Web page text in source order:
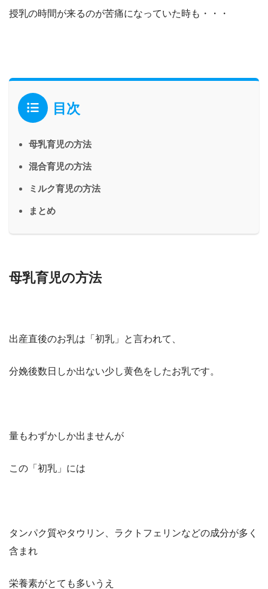
授乳の時間が来るのが苦痛になっていた時も・・・
目次
母乳育児の方法
混合育児の方法
ミルク育児の方法
まとめ
母乳育児の方法
出産直後のお乳は 「初乳」 と言われて、
分娩後数日しか出ない少し黄色をしたお乳です。
量もわずかしか出ませんが
この 「初乳」 には
タンパク質やタウリン、ラクトフェリンなどの成分が多く
含まれ
栄養素がとても多い うえ